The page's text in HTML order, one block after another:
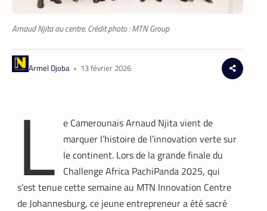
Arnaud Njita au centre. Crédit photo : MTN Group
Armel Djoba • 13 février 2026
L e Camerounais Arnaud Njita vient de
marquer l’histoire de l’innovation verte sur
le continent. Lors de la grande finale du
Challenge Africa PachiPanda 2025, qui
s’est tenue cette semaine au MTN Innovation Centre
de Johannesburg, ce jeune entrepreneur a été sacré